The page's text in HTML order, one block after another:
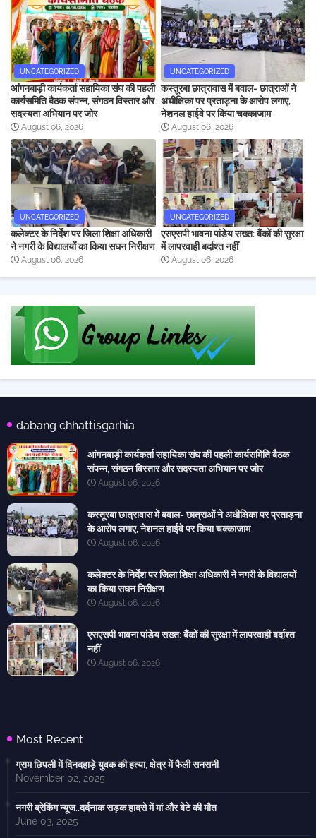
UNCATEGORIZED
आंगनबाड़ी कार्यकर्ता सहायिका संघ की पहली
कार्यसमिति बैठक संपन्न, संगठन विस्तार और
सदस्यता अभियान पर जोर
August 06, 2026
UNCATEGORIZED
कस्तूरबा छात्रावास में बवाल- छात्राओं ने
अधीक्षिका पर प्रताड़ना के आरोप लगाए,
नेशनल हाईवे पर किया चक्काजाम
August 06, 2026
UNCATEGORIZED
कलेक्टर के निर्देश पर जिला शिक्षा अधिकारी
ने नगरी के विद्यालयों का किया सघन निरीक्षण
August 06, 2026
UNCATEGORIZED
एसएसपी भावना पांडेय सख्त: बैंकों की सुरक्षा
में लापरवाही बर्दाश्त नहीं
August 06, 2026
dabang chhattisgarhia
आंगनबाड़ी कार्यकर्ता सहायिका संघ की पहली कार्यसमिति बैठक
संपन्न, संगठन विस्तार और सदस्यता अभियान पर जोर
August 06, 2026
कस्तूरबा छात्रावास में बवाल- छात्राओं ने अधीक्षिका पर प्रताड़ना
के आरोप लगाए, नेशनल हाईवे पर किया चक्काजाम
August 06, 2026
कलेक्टर के निर्देश पर जिला शिक्षा अधिकारी ने नगरी के विद्यालयों
का किया सघन निरीक्षण
August 06, 2026
एसएसपी भावना पांडेय सख्त: बैंकों की सुरक्षा में लापरवाही बर्दाश्त
नहीं
August 06, 2026
Most Recent
ग्राम छिपली में दिनदहाड़े युवक की हत्या, क्षेत्र में फैली सनसनी
November 02, 2025
नगरी ब्रेकिंग न्यूज..दर्दनाक सड़क हादसे में मां और बेटे की मौत
June 03, 2025